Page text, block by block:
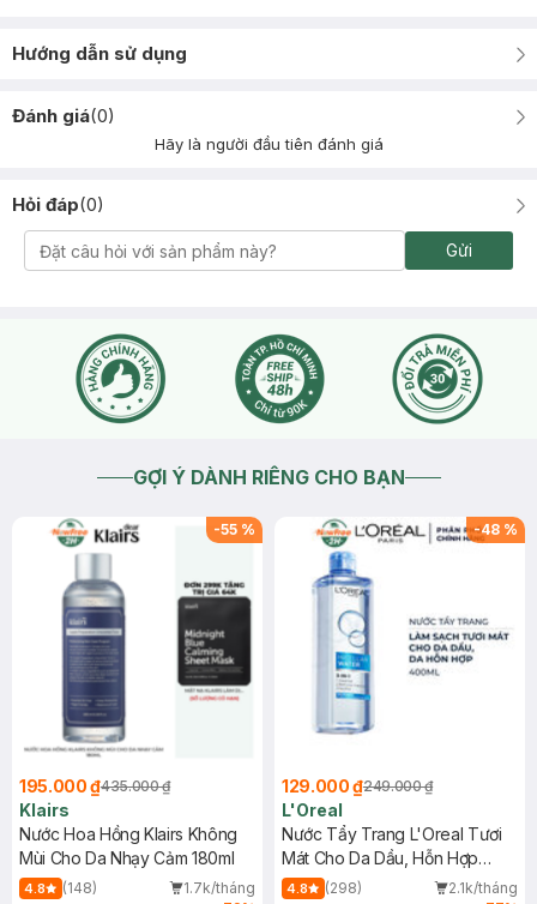
Hướng dẫn sử dụng
Đánh giá(0)
Hãy là người đầu tiên đánh giá
Hỏi đáp(0)
Gửi
GỢI Ý DÀNH RIÊNG CHO BẠN
-55 %
195.000 ₫435.000 ₫
Klairs
Nước Hoa Hồng Klairs Không
Mùi Cho Da Nhạy Cảm 180ml
4.8 (148)
1.7k/tháng
-48 %
129.000 ₫249.000 ₫
L'Oreal
Nước Tẩy Trang L'Oreal Tươi
Mát Cho Da Dầu, Hỗn Hợp
400ml
4.8 (298)
2.1k/tháng